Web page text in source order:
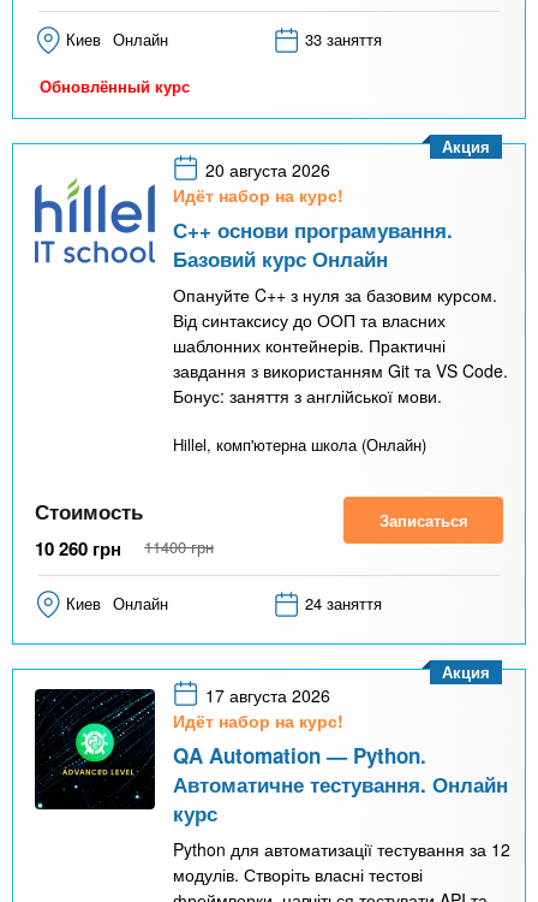
Киев Онлайн 33 заняття
Обновлённый курс
20 августа 2026
Идёт набор на курс!
С++ основи програмування.
Базовий курс Онлайн
Опануйте C++ з нуля за базовим курсом.
Від синтаксису до ООП та власних
шаблонних контейнерів. Практичні
завдання з використанням Git та VS Code.
Бонус: заняття з англійської мови.
Hillel, комп'ютерна школа (Онлайн)
Акция
Стоимость
10 260 грн 11400 грн
Записаться
Киев Онлайн 24 заняття
17 августа 2026
Идёт набор на курс!
QA Automation — Python.
Автоматичне тестування. Онлайн
курс
Python для автоматизації тестування за 12
модулів. Створіть власні тестові
Акция